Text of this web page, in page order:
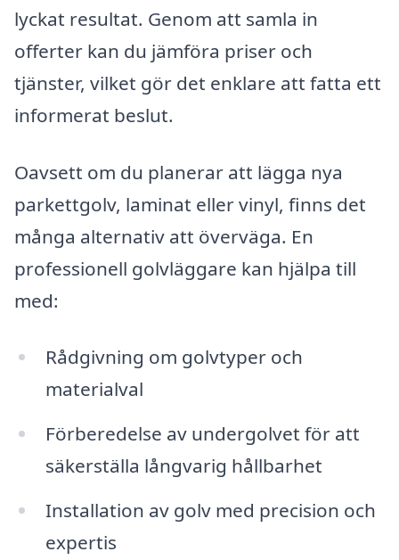
lyckat resultat. Genom att samla in
offerter kan du jämföra priser och
tjänster, vilket gör det enklare att fatta ett
informerat beslut.
Oavsett om du planerar att lägga nya
parkettgolv, laminat eller vinyl, finns det
många alternativ att överväga. En
professionell golvläggare kan hjälpa till
med:
Rådgivning om golvtyper och
materialval
Förberedelse av undergolvet för att
säkerställa långvarig hållbarhet
Installation av golv med precision och
expertis